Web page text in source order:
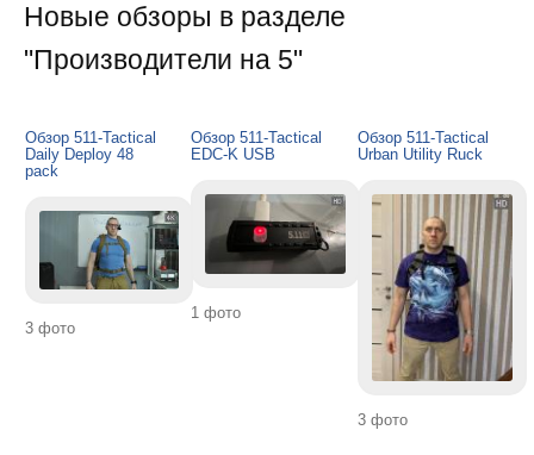
Новые обзоры в разделе
"Производители на 5"
Обзор 511-Tactical
Daily Deploy 48
pack
3 фото
Обзор 511-Tactical
EDC-K USB
1 фото
Обзор 511-Tactical
Urban Utility Ruck
3 фото